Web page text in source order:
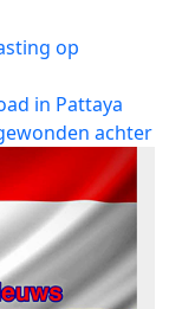
op
in Pattaya
achter